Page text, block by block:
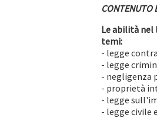
CONTENUTO
Le abilità nel
temi:
- legge
- legge
- negligenza
- proprietà
- legge
- legge civile